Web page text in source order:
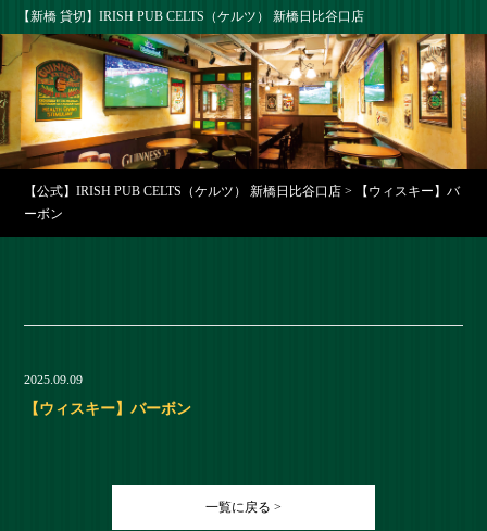
【新橋 貸切】IRISH PUB CELTS（ケルツ） 新橋日比谷口店
【公式】IRISH PUB CELTS（ケルツ） 新橋日比谷口店 >
【ウィスキー】バ
ーボン
2025.09.09
【ウィスキー】バーボン
一覧に戻る >